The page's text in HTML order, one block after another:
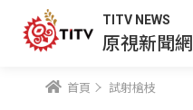
TITV NEWS
原視新聞網
首頁 試射槍枝